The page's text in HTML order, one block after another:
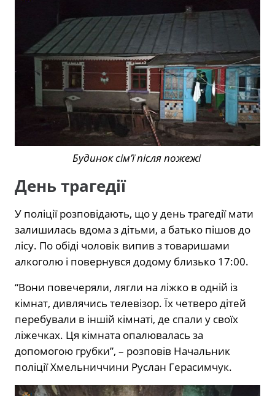
Будинок сім’ї після пожежі
День трагедії
У поліції розповідають, що у день трагедії мати
залишилась вдома з дітьми, а батько пішов до
лісу. По обіді чоловік випив з товаришами
алкоголю і повернувся додому близько 17:00.
“Вони повечеряли, лягли на ліжко в одній із
кімнат, дивлячись телевізор. Їх четверо дітей
перебували в іншій кімнаті, де спали у своїх
ліжечках. Ця кімната опалювалась за
допомогою грубки”, – розповів Начальник
поліції Хмельниччини Руслан Герасимчук.